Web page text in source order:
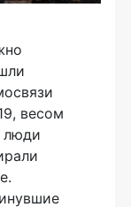
весом
люди